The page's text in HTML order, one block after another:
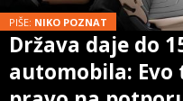
PIŠE: NIKO POZNAT
Država daje do
automobila: